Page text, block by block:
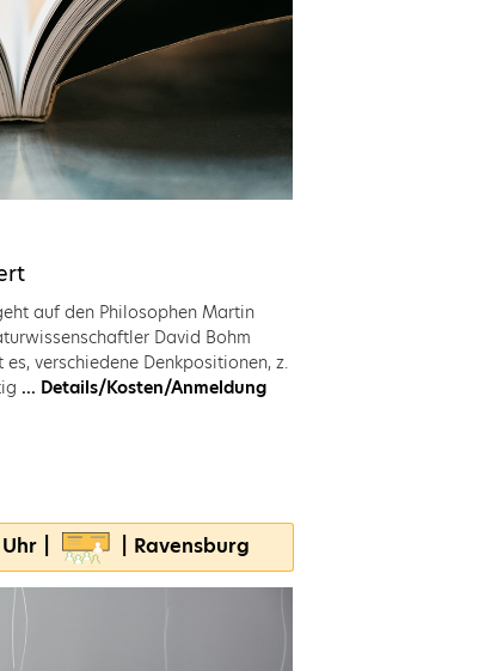
auf den Philosophen Martin
David Bohm
verschiedene Denkpositionen, z.
... Details/Kosten/Anmeldung
| | Ravensburg